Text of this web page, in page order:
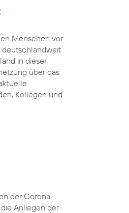
Menschen vor
deutschlandweit
in dieser
über das
Kollegen und
der Corona-
Anliegen der